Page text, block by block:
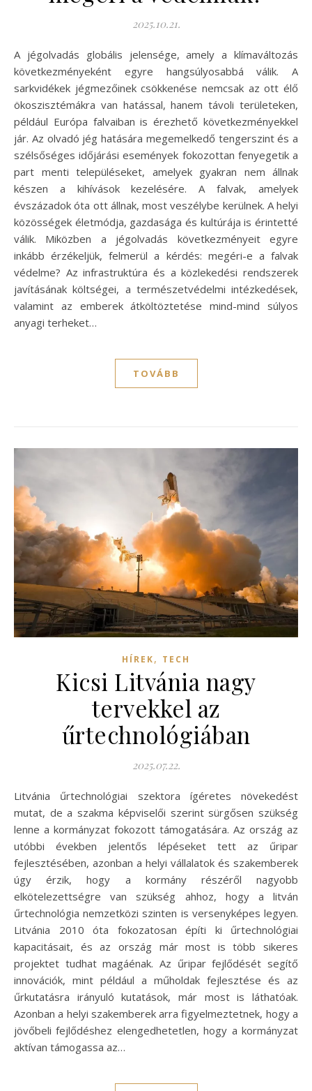
2025.10.21.
A jégolvadás globális jelensége, amely a klímaváltozás
következményeként egyre hangsúlyosabbá válik. A
sarkvidékek jégmezőinek csökkenése nemcsak az ott élő
ökoszisztémákra van hatással, hanem távoli területeken,
például Európa falvaiban is érezhető következményekkel
jár. Az olvadó jég hatására megemelkedő tengerszint és a
szélsőséges időjárási események fokozottan fenyegetik a
part menti településeket, amelyek gyakran nem állnak
készen a kihívások kezelésére. A falvak, amelyek
évszázadok óta ott állnak, most veszélybe kerülnek. A helyi
közösségek életmódja, gazdasága és kultúrája is érintetté
válik. Miközben a jégolvadás következményeit egyre
inkább érzékeljük, felmerül a kérdés: megéri-e a falvak
védelme? Az infrastruktúra és a közlekedési rendszerek
javításának költségei, a természetvédelmi intézkedések,
valamint az emberek átköltöztetése mind-mind súlyos
anyagi terheket…
TOVÁBB
HÍREK, TECH
Kicsi Litvánia nagy
tervekkel az
űrtechnológiában
2025.07.22.
Litvánia űrtechnológiai szektora ígéretes növekedést
mutat, de a szakma képviselői szerint sürgősen szükség
lenne a kormányzat fokozott támogatására. Az ország az
utóbbi években jelentős lépéseket tett az űripar
fejlesztésében, azonban a helyi vállalatok és szakemberek
úgy érzik, hogy a kormány részéről nagyobb
elkötelezettségre van szükség ahhoz, hogy a litván
űrtechnológia nemzetközi szinten is versenyképes legyen.
Litvánia 2010 óta fokozatosan építi ki űrtechnológiai
kapacitásait, és az ország már most is több sikeres
projektet tudhat magáénak. Az űripar fejlődését segítő
innovációk, mint például a műholdak fejlesztése és az
űrkutatásra irányuló kutatások, már most is láthatóak.
Azonban a helyi szakemberek arra figyelmeztetnek, hogy a
jövőbeli fejlődéshez elengedhetetlen, hogy a kormányzat
aktívan támogassa az…